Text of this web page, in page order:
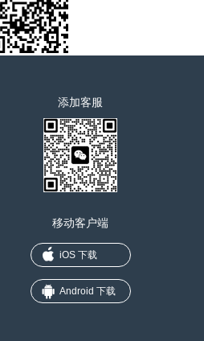
添加客服
移动客户端
iOS 下载
Android 下载